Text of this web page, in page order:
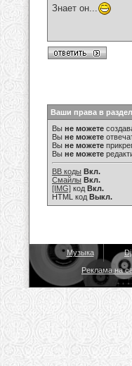
Знает он...
Ваши права в
Вы не можете
Вы не можете
Вы не можете
Вы не можете
BB коды Вкл.
Смайлы Вкл.
[IMG] код Вкл.
HTML код Выкл.
Музыка
Реклама на